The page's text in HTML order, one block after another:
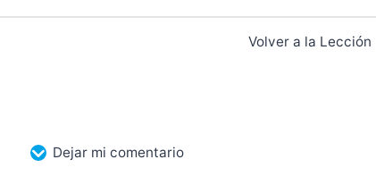
Volver a la Lección
Dejar mi comentario